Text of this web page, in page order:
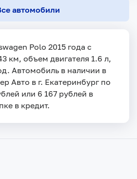
автомобили
Polo 2015 года с
км, объем двигателя 1.6 л,
Автомобиль в наличии в
Авто в г. Екатеринбург по
или 6 167 рублей в
в кредит.